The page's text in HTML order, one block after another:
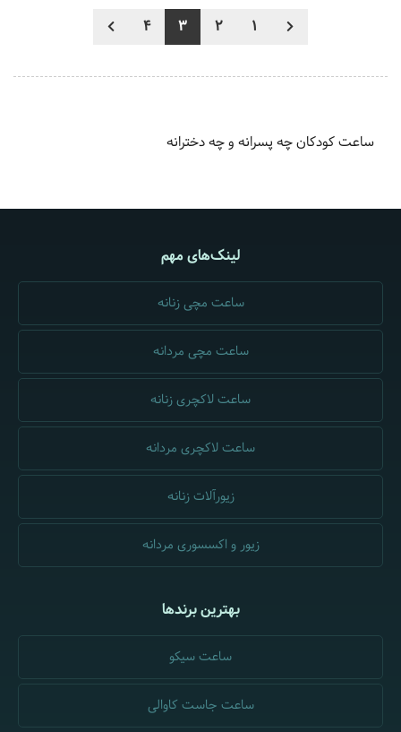
1
2
3
4
ساعت کودکان چه پسرانه و چه دخترانه
لینک‌های مهم
ساعت مچی زنانه
ساعت مچی مردانه
ساعت لاکچری زنانه
ساعت لاکچری مردانه
زیورآلات زنانه
زیور و اکسسوری مردانه
بهترین برندها
ساعت سیکو
ساعت جاست کاوالی